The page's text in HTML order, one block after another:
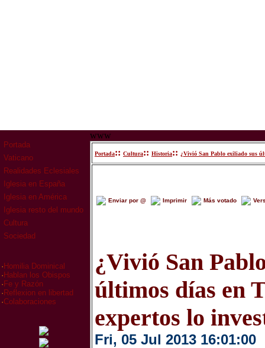
Portada
Vaticano
Realidades Eclesiales
Iglesia en España
Iglesia en América
Iglesia resto del mundo
Cultura
Sociedad
· Homilia Dominical
· Hablan los Obispos
· Fe y Razón
· Reflexion en libertad
·Colaboraciones
www
Portada:: Cultura:: Historia:: ¿Vivió San Pablo exiliado sus
Enviar por @ Imprimir Más votado
¿Vivió San
últimos días en
expertos lo
Fri, 05 Jul 2013 16:01:00